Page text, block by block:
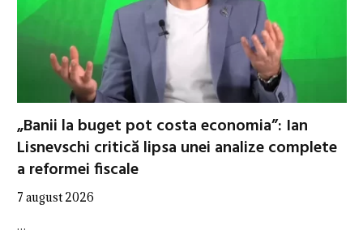
„Banii la buget pot costa economia”: Ian
Lisnevschi critică lipsa unei analize complete
a reformei fiscale
7 august 2026
…